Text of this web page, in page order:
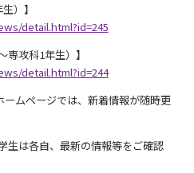
・2年生）】
detail.html?id=245
攻科1年生）】
detail.html?id=244
ページでは、新着情報が随時更
各自、最新の情報等をご確認